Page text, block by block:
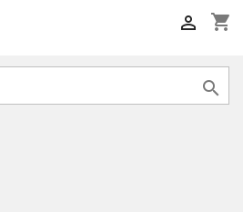
shopping_cart

